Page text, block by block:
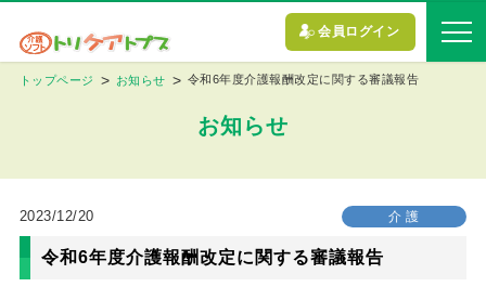
会員ログイン
トップページ お知らせ 令和6年度介護報酬改定に関する審議報告
お知らせ
2023/12/20 介 護
令和6年度介護報酬改定に関する審議報告